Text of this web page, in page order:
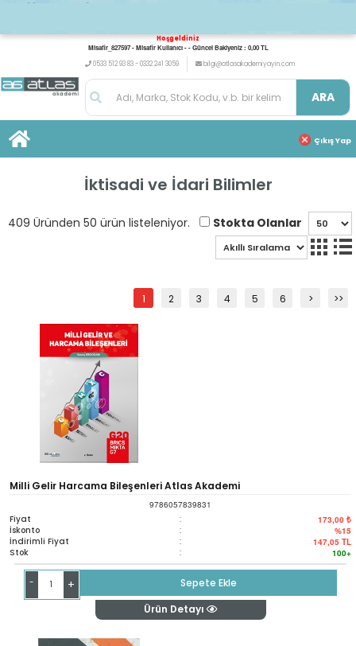
Hoşgeldiniz
Misafir_827597 - Misafir Kullanıcı - - Güncel Bakiyeniz : 0,00 TL
0533 512 93 83 - 0332 241 3059
bilgi@atlasakademiyayin.com
ARA
Çıkış Yap
İktisadi ve İdari Bilimler
409 Üründen 50 ürün listeleniyor. Stokta Olanlar
1 2 3 4 5 6 > >>
Milli Gelir Harcama Bileşenleri Atlas Akademi
9786057839831
Fiyat : 173,00 ₺
İskonto : %15
İndirimli Fiyat : 147,05 TL
Stok : 100+
- +
Sepete Ekle
Ürün Detayı